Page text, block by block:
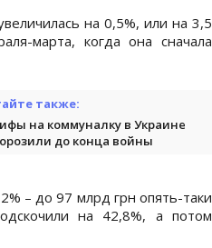
на 0,5%, или на 3,5
марта, когда она сначала
также:
на коммуналку в Украине
до конца войны
– до 97 млрд грн опять-таки
на 42,8%, а потом